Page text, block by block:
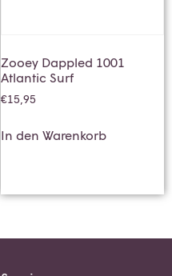
Zooey Dappled 1001
Atlantic Surf
€15,95
In den Warenkorb